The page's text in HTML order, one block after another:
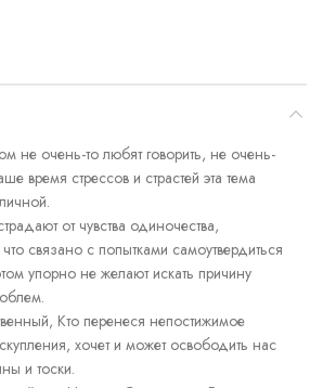
не очень-то любят говорить, не очень-
время стрессов и страстей эта тема
от чувства одиночества,
связано с попытками самоутвердиться
упорно не желают искать причину
Кто перенеся непостижимое
хочет и может освободить нас
и тоски.